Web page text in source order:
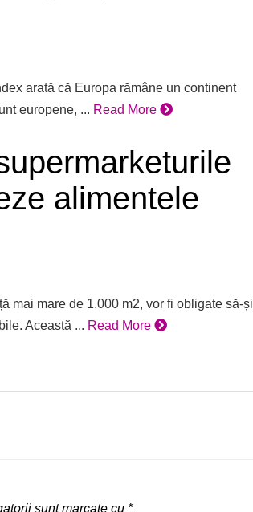
arată că Europa rămâne un continent
europene, ... Read More
alimentele
mai mare de 1.000 m2, vor fi obligate să-și
Această ... Read More
sunt marcate cu *